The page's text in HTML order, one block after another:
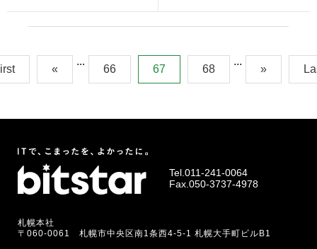
«
...
66 67 68
...
»
Tel. 011-241-0064
Fax.050-3737-4978
札幌本社
〒060-0061 札幌市中央区南1条西4-5-1 札幌大手町ビルB1